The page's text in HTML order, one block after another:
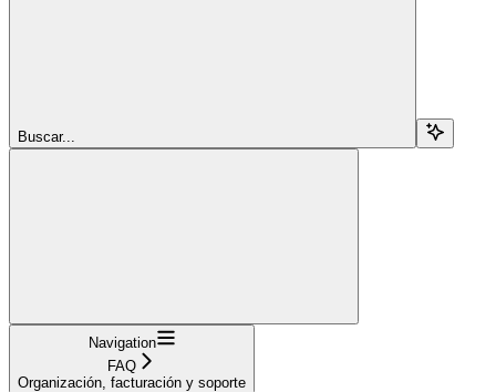
Buscar...
Navigation
FAQ
Organización, facturación y soporte